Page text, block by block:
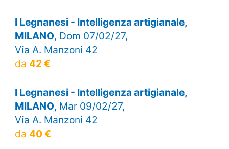
I Legnanesi - Intelligenza artigianale,
MILANO, Dom 07/02/27,
Via A. Manzoni 42
da 42 €
I Legnanesi - Intelligenza artigianale,
MILANO, Mar 09/02/27,
Via A. Manzoni 42
da 40 €